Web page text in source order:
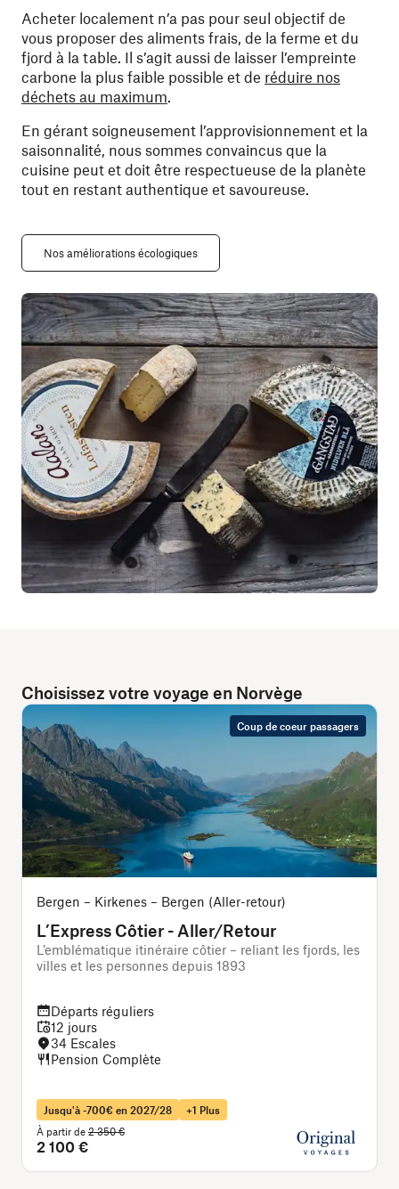
Acheter localement n’a pas pour seul objectif de
vous proposer des aliments frais, de la ferme et du
fjord à la table. Il s’agit aussi de laisser l’empreinte
carbone la plus faible possible et de réduire nos
déchets au maximum.
En gérant soigneusement l’approvisionnement et la
saisonnalité, nous sommes convaincus que la
cuisine peut et doit être respectueuse de la planète
tout en restant authentique et savoureuse.
Nos améliorations écologiques
Choisissez votre voyage en Norvège
Coup de coeur passagers
Bergen – Kirkenes – Bergen (Aller-retour)
L’Express Côtier - Aller/Retour
L’emblématique itinéraire côtier – reliant les fjords, les
villes et les personnes depuis 1893
Départs réguliers
12 jours
34 Escales
Pension Complète
Jusqu'à -700€ en 2027/28
+1 Plus
À partir de 2 350 €
2 100 €